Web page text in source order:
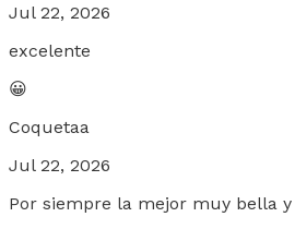
Jul 22, 2026
excelente
😀
Coquetaa
Jul 22, 2026
Por siempre la mejor muy bella